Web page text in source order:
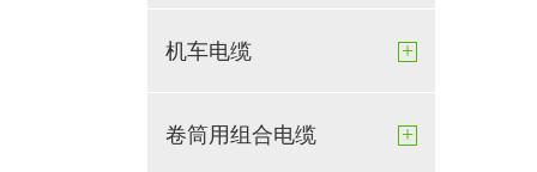
机车电缆 +
卷筒用组合电缆 +